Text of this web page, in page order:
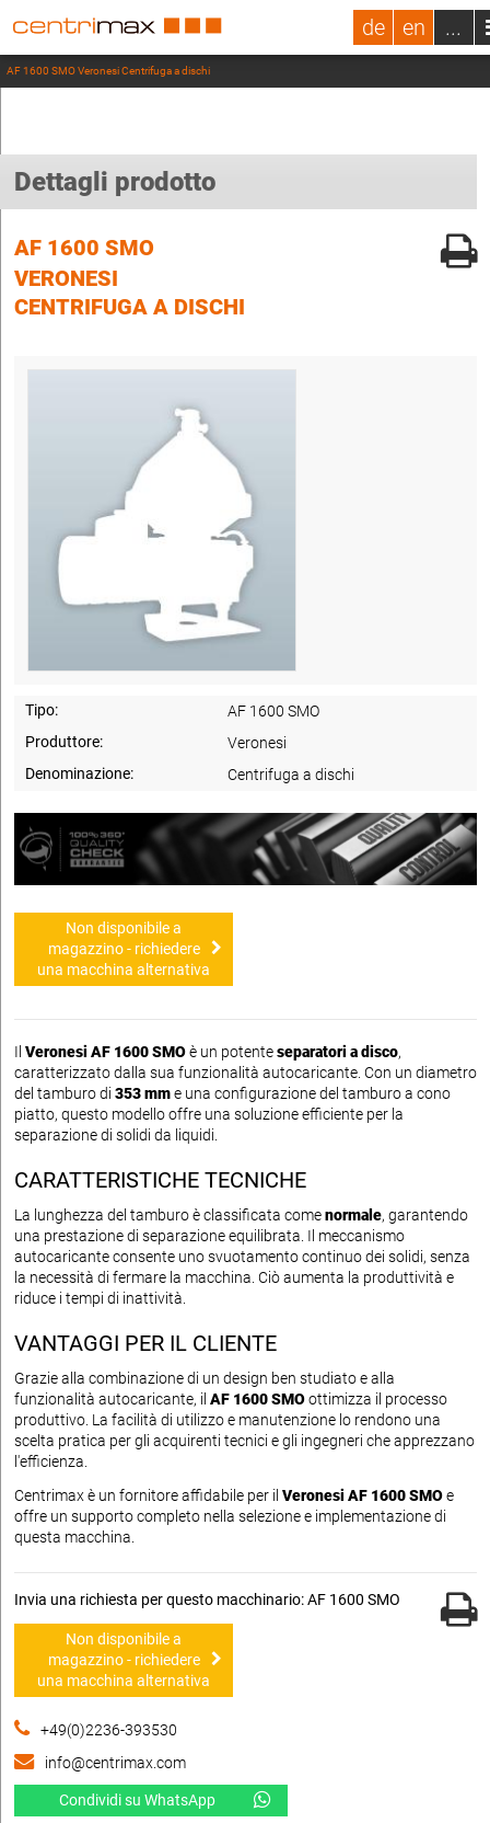
de en ...
AF 1600 SMO Veronesi Centrifuga a dischi
Dettagli prodotto
AF 1600 SMO
VERONESI
CENTRIFUGA A DISCHI
Tipo:
AF 1600 SMO
Produttore:
Veronesi
Denominazione:
Centrifuga a dischi
Non disponibile a
magazzino - richiedere
una macchina alternativa
Il Veronesi AF 1600 SMOè un potenteseparatori a disco,
caratterizzato dalla sua funzionalità autocaricante. Con un diametro
del tamburo di 353 mme una configurazione del tamburo a cono
piatto, questo modello offre una soluzione efficiente per la
separazione di solidi da liquidi.
CARATTERISTICHE TECNICHE
La lunghezza del tamburo è classificata comenormale, garantendo
una prestazione di separazione equilibrata. Il meccanismo
autocaricante consente uno svuotamento continuo dei solidi, senza
la necessità di fermare la macchina. Ciò aumenta la produttività e
riduce i tempi di inattività.
VANTAGGI PER IL CLIENTE
Grazie alla combinazione di un design ben studiato e alla
funzionalità autocaricante, il AF 1600 SMOottimizza il processo
produttivo. La facilità di utilizzo e manutenzione lo rendono una
scelta pratica per gli acquirenti tecnici e gli ingegneri che apprezzano
l'efficienza.
Centrimax è un fornitore affidabile per il Veronesi AF 1600 SMOe
offre un supporto completo nella selezione e implementazione di
questa macchina.
Invia una richiesta per questo macchinario: AF 1600 SMO
Non disponibile a
magazzino - richiedere
una macchina alternativa
+49(0)2236-393530
info@centrimax.com
Condividi su WhatsApp